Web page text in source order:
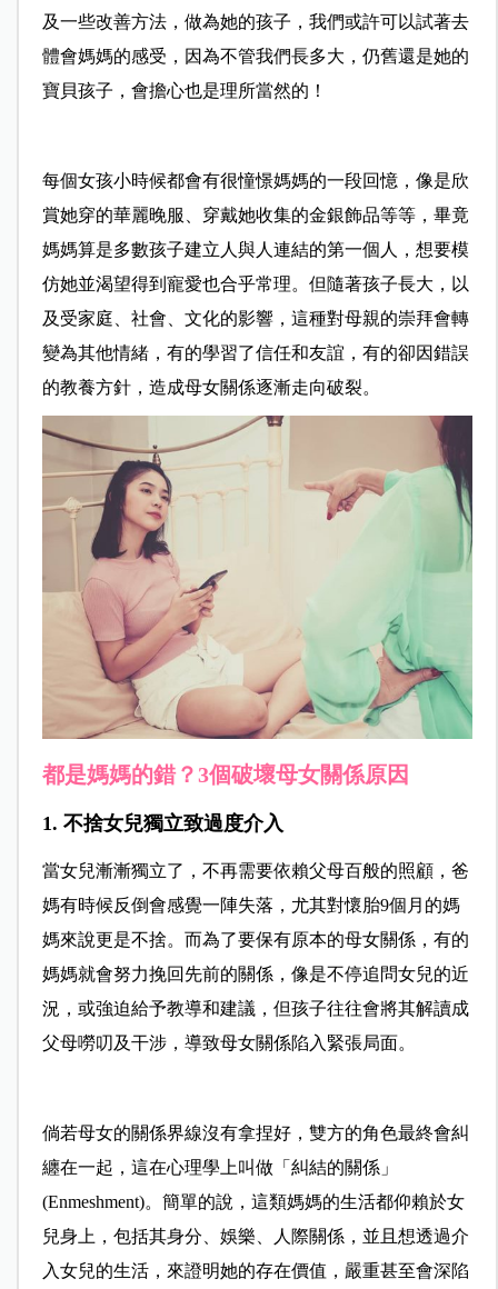
及一些改善方法，做為她的孩子，我們或許可以試著去
體會媽媽的感受，因為不管我們長多大，仍舊還是她的
寶貝孩子，會擔心也是理所當然的！
每個女孩小時候都會有很憧憬媽媽的一段回憶，像是欣
賞她穿的華麗晚服、穿戴她收集的金銀飾品等等，畢竟
媽媽算是多數孩子建立人與人連結的第一個人，想要模
仿她並渴望得到寵愛也合乎常理。但隨著孩子長大，以
及受家庭、社會、文化的影響，這種對母親的崇拜會轉
變為其他情緒，有的學習了信任和友誼，有的卻因錯誤
的教養方針，造成母女關係逐漸走向破裂。
都是媽媽的錯？3個破壞母女關係原因
1. 不捨女兒獨立致過度介入
當女兒漸漸獨立了，不再需要依賴父母百般的照顧，爸
媽有時候反倒會感覺一陣失落，尤其對懷胎9個月的媽
媽來說更是不捨。而為了要保有原本的母女關係，有的
媽媽就會努力挽回先前的關係，像是不停追問女兒的近
況，或強迫給予教導和建議，但孩子往往會將其解讀成
父母嘮叨及干涉，導致母女關係陷入緊張局面。
倘若母女的關係界線沒有拿捏好，雙方的角色最終會糾
纏在一起，這在心理學上叫做「糾結的關係」
(Enmeshment)。簡單的說，這類媽媽的生活都仰賴於女
兒身上，包括其身分、娛樂、人際關係，並且想透過介
入女兒的生活，來證明她的存在價值，嚴重甚至會深陷